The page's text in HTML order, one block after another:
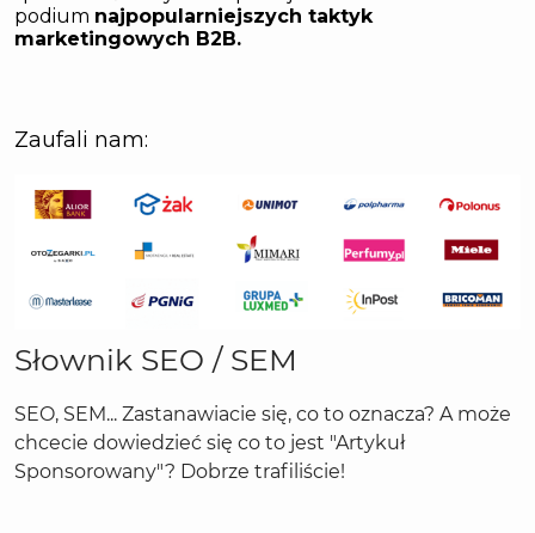
Słownik SEO / SEM
SEO, SEM... Zastanawiacie się, co to oznacza? A może
chcecie dowiedzieć się co to jest "Artykuł
Sponsorowany"? Dobrze trafiliście!